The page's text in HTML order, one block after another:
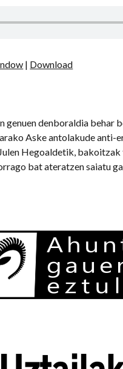
| Download
genuen denboraldia behar
Aske antolakude
Hegoaldetik,
bat ateratzen saiatu